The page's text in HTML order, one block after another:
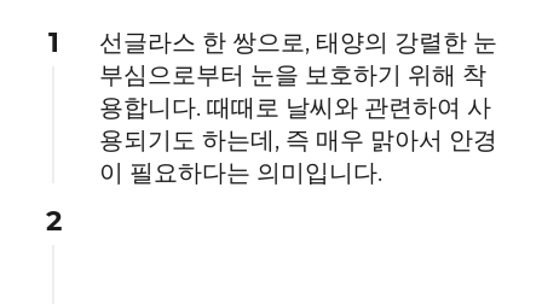
1
선글라스 한 쌍으로, 태양의 강렬한 눈
부심으로부터 눈을 보호하기 위해 착
용합니다. 때때로 날씨와 관련하여 사
용되기도 하는데, 즉 매우 맑아서 안경
이 필요하다는 의미입니다.
2